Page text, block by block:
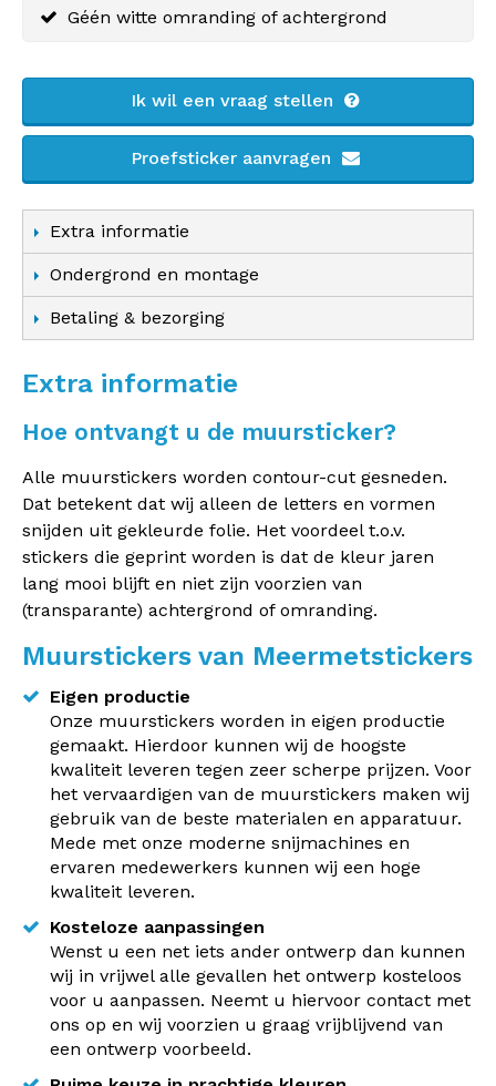
Géén witte omranding of achtergrond
Ik wil een vraag stellen
Proefsticker aanvragen
Extra informatie
Ondergrond en montage
Betaling & bezorging
Extra informatie
Hoe ontvangt u de muursticker?
Alle muurstickers worden contour-cut gesneden.
Dat betekent dat wij alleen de letters en vormen
snijden uit gekleurde folie. Het voordeel t.o.v.
stickers die geprint worden is dat de kleur jaren
lang mooi blijft en niet zijn voorzien van
(transparante) achtergrond of omranding.
Muurstickers van Meermetstickers
Eigen productie
Onze muurstickers worden in eigen productie
gemaakt. Hierdoor kunnen wij de hoogste
kwaliteit leveren tegen zeer scherpe prijzen. Voor
het vervaardigen van de muurstickers maken wij
gebruik van de beste materialen en apparatuur.
Mede met onze moderne snijmachines en
ervaren medewerkers kunnen wij een hoge
kwaliteit leveren.
Kosteloze aanpassingen
Wenst u een net iets ander ontwerp dan kunnen
wij in vrijwel alle gevallen het ontwerp kosteloos
voor u aanpassen. Neemt u hiervoor contact met
ons op en wij voorzien u graag vrijblijvend van
een ontwerp voorbeeld.